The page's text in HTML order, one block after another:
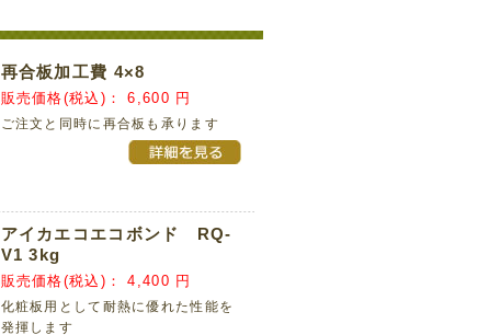
再合板加工費 4×8
販売価格(税込)： 6,600 円
ご注文と同時に再合板も承ります
アイカエコエコボンド RQ-
V1 3kg
販売価格(税込)： 4,400 円
化粧板用として耐熱に優れた性能を
発揮します